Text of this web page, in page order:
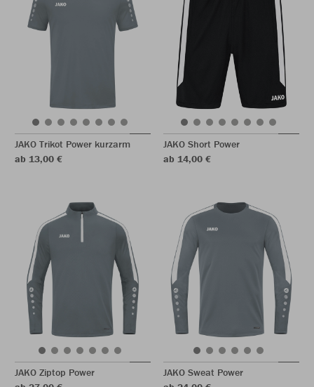
JAKO Trikot Power kurzarm
ab 13,00 €
JAKO Short Power
ab 14,00 €
JAKO Ziptop Power
JAKO Sweat Power